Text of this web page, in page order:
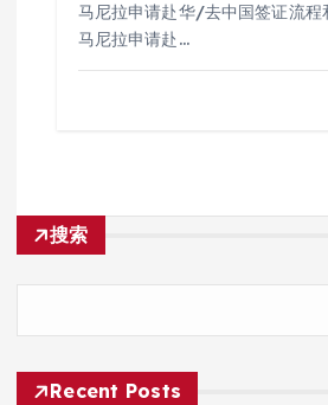
马尼拉申请赴华/去中国签证流程
马尼拉申请赴…
搜索
Recent Posts